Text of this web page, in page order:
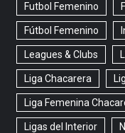
Futbol Femenino
Fútbol Femenino
Leagues & Clubs
Liga Chacarera
Liga Femenina
Ligas del Interior